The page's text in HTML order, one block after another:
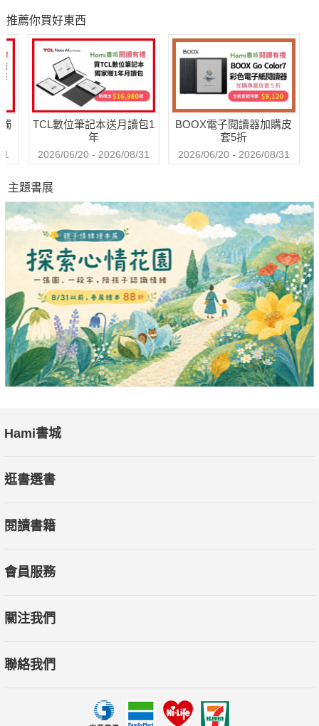
境的勇氣
課，教你不當句點
王，「說」出幸福
人生！
推薦你買好東西
TCL數位筆記本送月讀包1
年
2026/06/20 - 2026/08/31
BOOX電子閱讀器加購皮
套5折
2026/06/20 - 2026/08/31
主題書展
Hami書城
逛書選書
閱讀書籍
會員服務
關注我們
聯絡我們